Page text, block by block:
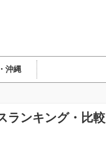
沖縄
ランキング・比較